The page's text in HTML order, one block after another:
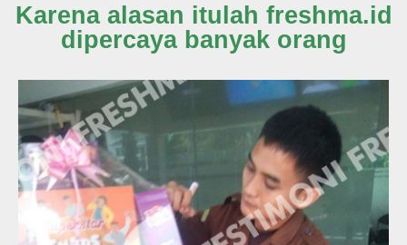
Karena alasan itulah freshma.id
dipercaya banyak orang